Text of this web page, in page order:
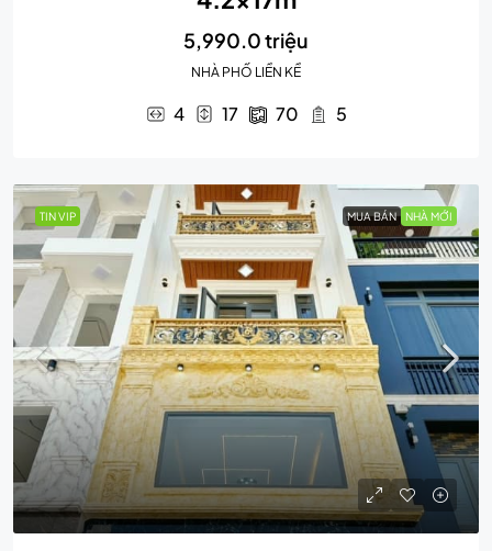
5,990.0 triệu
NHÀ PHỐ LIỀN KỀ
4 17 70 5
TIN VIP MUA BÁN NHÀ MỚI